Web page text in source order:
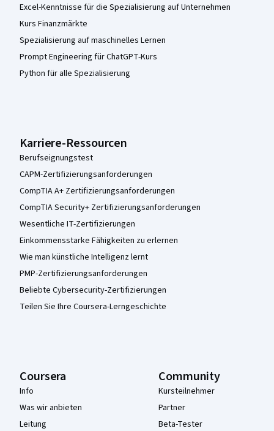
Excel-Kenntnisse für die Spezialisierung auf Unternehmen
Kurs Finanzmärkte
Spezialisierung auf maschinelles Lernen
Prompt Engineering für ChatGPT-Kurs
Python für alle Spezialisierung
Karriere-Ressourcen
Berufseignungstest
CAPM-Zertifizierungsanforderungen
CompTIA A+ Zertifizierungsanforderungen
CompTIA Security+ Zertifizierungsanforderungen
Wesentliche IT-Zertifizierungen
Einkommensstarke Fähigkeiten zu erlernen
Wie man künstliche Intelligenz lernt
PMP-Zertifizierungsanforderungen
Beliebte Cybersecurity-Zertifizierungen
Teilen Sie Ihre Coursera-Lerngeschichte
Coursera
Info
Was wir anbieten
Leitung
Community
Kursteilnehmer
Partner
Beta-Tester